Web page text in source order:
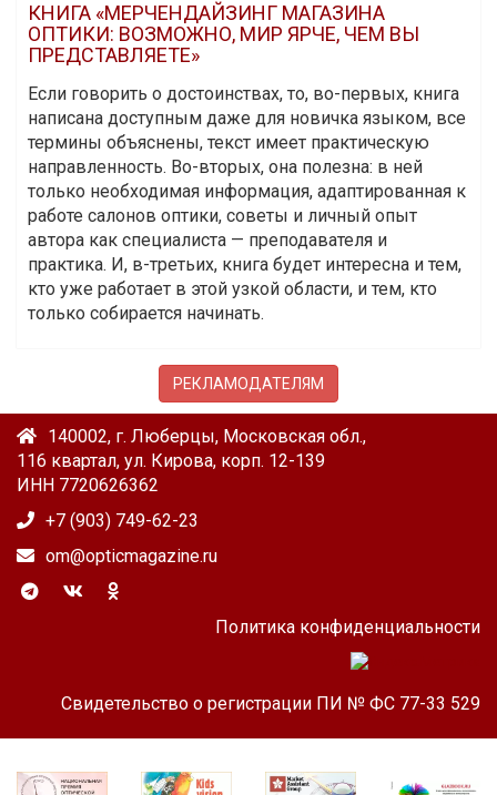
КНИГА «МЕРЧЕНДАЙЗИНГ МАГАЗИНА
ОПТИКИ: ВОЗМОЖНО, МИР ЯРЧЕ, ЧЕМ ВЫ
ПРЕДСТАВЛЯЕТЕ»
Если говорить о достоинствах, то, во-первых, книга
написана доступным даже для новичка языком, все
термины объяснены, текст имеет практическую
направленность. Во-вторых, она полезна: в ней
только необходимая информация, адаптированная к
работе салонов оптики, советы и личный опыт
автора как специалиста — преподавателя и
практика. И, в-третьих, книга будет интересна и тем,
кто уже работает в этой узкой области, и тем, кто
только собирается начинать.
РЕКЛАМОДАТЕЛЯМ
140002, г. Люберцы, Московская обл.,
116 квартал, ул. Кирова, корп. 12-139
ИНН 7720626362
+7 (903) 749-62-23
om@opticmagazine.ru
Политика конфиденциальности
Свидетельство о регистрации ПИ № ФС 77-33 529